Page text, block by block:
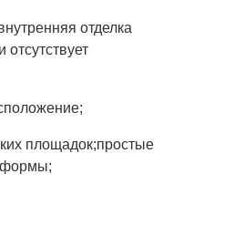
отделка
площадок;простые
формы;